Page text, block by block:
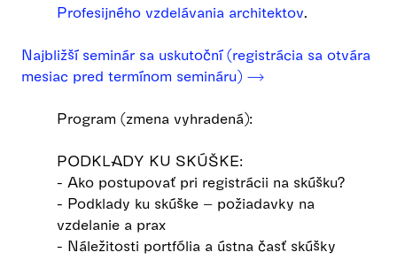
Profesijného vzdelávania architektov
Najbližší seminár sa uskutoční (registrácia sa otvára
mesiac pred termínom semináru) ⟶
Program (zmena vyhradená):
PODKLADY KU SKÚŠKE:
- Ako postupovať pri registrácii na skúšku?
- Podklady ku skúške – požiadavky na
vzdelanie a prax
- Náležitosti portfólia a ústna časť skúšky